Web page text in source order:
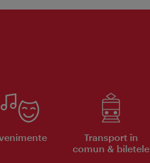
Transport în
comun & biletele